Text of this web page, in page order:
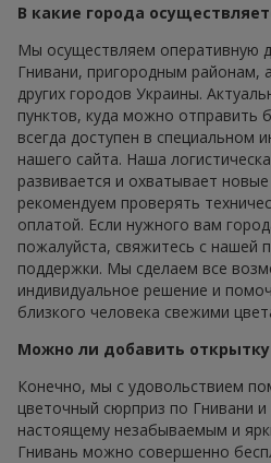
В какие города
Мы осуществляем оперативную
Гнивани, пригородным районам,
других городов Украины.
пунктов, куда можно отправить
всегда доступен в специальном
нашего сайта. Наша
развивается и охватывает
рекомендуем проверять
оплатой. Если нужного вам
пожалуйста, свяжитесь с нашей
поддержки. Мы сделаем все
индивидуальное решение и
близкого человека свежими
Можно ли добавить
Конечно, мы с удовольствием
цветочный сюрприз по Гнивани
настоящему незабываемым и
Гнивань можно совершенно